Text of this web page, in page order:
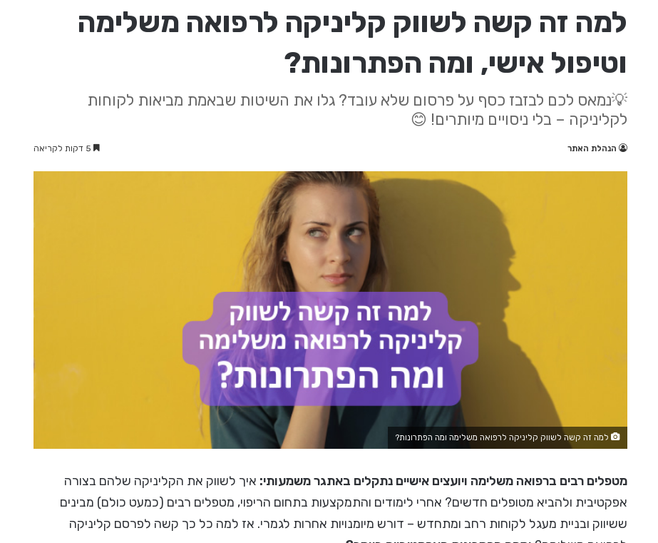
למה זה קשה לשווק קליניקה לרפואה משלימה
וטיפול אישי, ומה הפתרונות?
💡נמאס לכם לבזבז כסף על פרסום שלא עובד? גלו את השיטות שבאמת מביאות לקוחות
לקליניקה – בלי ניסויים מיותרים! 😊
הנהלת האתר
למה זה קשה לשווק קליניקה לרפואה משלימה ומה הפתרונות?
מטפלים רבים ברפואה משלימה ויועצים אישיים נתקלים באתגר משמעותי: איך לשווק את הקליניקה שלהם בצורה
אפקטיבית ולהביא מטופלים חדשים? אחרי לימודים והתמקצעות בתחום הריפוי, מטפלים רבים (כמעט כולם) מבינים
ששיווק ובניית מעגל לקוחות רחב ומתחדש – דורש מיומנויות אחרות לגמרי. אז למה כל כך קשה לפרסם קליניקה